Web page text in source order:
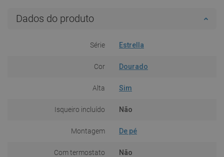
Dados do produto
Série Estrella
Cor Dourado
Alta Sim
Isqueiro incluído Não
Montagem De pé
Com termostato Não